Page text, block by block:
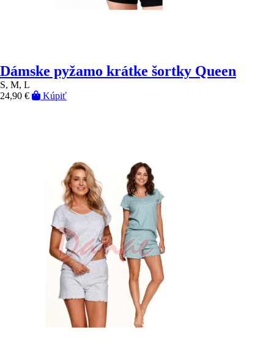
Dámske pyžamo krátke šortky Queen
S, M, L
24,90 €
Kúpiť